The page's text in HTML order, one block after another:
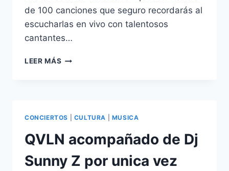
de 100 canciones que seguro recordarás al
escucharlas en vivo con talentosos
cantantes…
LEER MÁS ESTE
VIVE
EFECTO
DÉJÀ
VU
EN
CONCIERTOS CULTURA MUSICA
QVLN acompañado de Dj
Sunny Z por unica vez